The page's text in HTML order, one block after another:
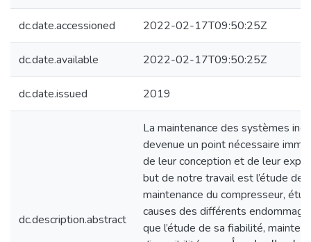
dc.date.accessioned 2022-02-17T09:50:25Z
dc.date.available 2022-02-17T09:50:25Z
dc.date.issued 2019
dc.description.abstract
La maintenance des systèmes
devenue un point nécessaire
de leur conception et de leur
but de notre travail est l’étude de
maintenance du compresseur,
causes des différents
que l’étude de sa fiabilité,